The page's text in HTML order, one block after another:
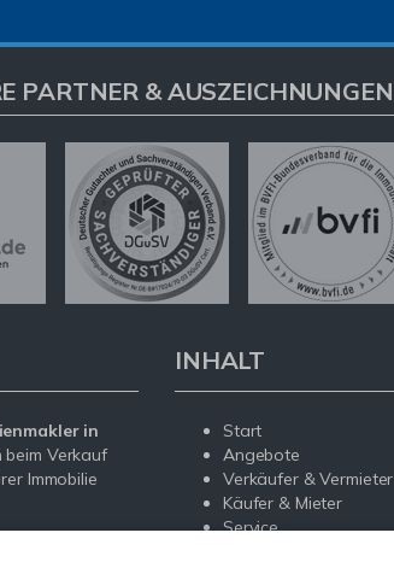
PARTNER & AUSZEICHNUNGEN
in
Verkauf
Immobilie
INHALT
Start
Angebote
Verkäufer & Vermieter
Käufer & Mieter
Service